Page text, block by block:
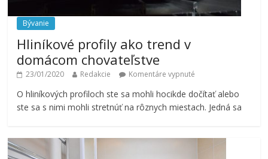
Bývanie
Hliníkové profily ako trend v
domácom chovateľstve
23/01/2020 Redakcie Komentáre vypnuté
O hliníkových profiloch ste sa mohli hocikde dočítať alebo
ste sa s nimi mohli stretnúť na rôznych miestach. Jedná sa